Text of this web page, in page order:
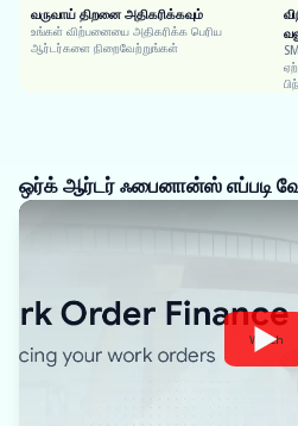
வருவாய் திறனை அதிகரிக்கவும்
உங்கள் விற்பனையை அதிகரிக்க பெரிய
ஆர்டர்களை நிறைவேற்றுங்கள்
ஒர்க் ஆர்டர் ஃபைனான்ஸ் எப்படி
Watch